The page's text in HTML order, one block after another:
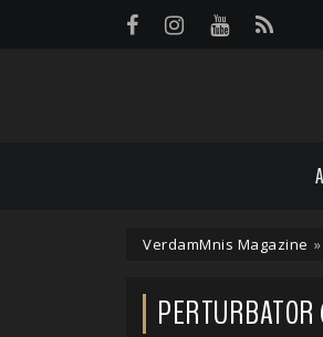
VerdamMnis Magazine »
Panneau de gestion des cookies